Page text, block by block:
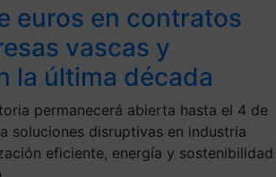
euros en contratos
vascas y
la última década
permanecerá abierta hasta el 4 de
soluciones disruptivas en industria
eficiente, energía y sostenibilidad